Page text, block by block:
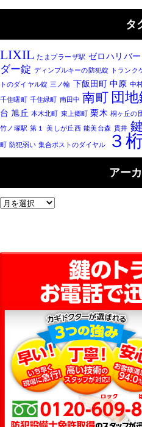
タ
LIXIL たまプラーザ駅 ゼロハリバ
ダー錠 ディンプルキーの防犯錠 トランク
トのダイヤル錠 三ノ輪 下飯田町 中原 中
千住曙町 千住緑町 南田中 南町 団
台 旭丘 本木北町 東上郷町 栗木 桐ヶ丘の
竹ノ塚駅 第１ 美しが丘西 能美台森 貫井
町 防犯弱い 集合ポストのダイヤル ３
アー
ア
ブ